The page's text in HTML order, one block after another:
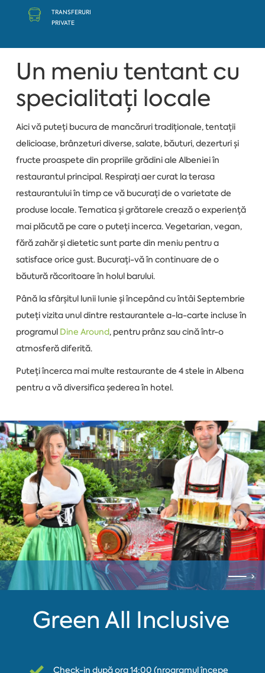
TRANSFERURI
PRIVATE
Un meniu tentant cu
specialitați locale
Aici vă puteți bucura de mancăruri tradiționale, tentații
delicioase, brânzeturi diverse, salate, băuturi, dezerturi și
fructe proaspete din propriile grădini ale Albeniei în
restaurantul principal. Respirați aer curat la terasa
restaurantului în timp ce vă bucurați de o varietate de
produse locale. Tematica și grătarele crează o experiență
mai plăcută pe care o puteți incerca. Vegetarian, vegan,
fără zahăr și dietetic sunt parte din meniu pentru a
satisface orice gust. Bucurați-vă în continuare de o
băutură răcoritoare în holul barului.
Până la sfârșitul lunii Iunie și începând cu întâi Septembrie
puteți vizita unul dintre restaurantele a-la-carte incluse în
programul Dine Around, pentru prânz sau cină într-o
atmosferă diferită.
Puteți încerca mai multe restaurante de 4 stele in Albena
pentru a vă diversifica șederea în hotel.
Green All Inclusive
Check-in după ora 14:00 (пrogramul începe